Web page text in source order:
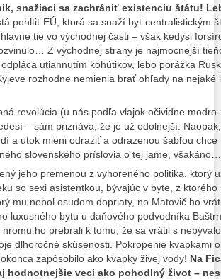
snažiaci sa zachrániť existenciu štátu!
pohltiť EÚ, ktorá sa snaží byť centralistickým
tie vo východnej časti – však kedysi
Z východnej strany je najmocnejší
utiahnutím kohútikov, lebo porážka
rozhodne nemienia brať ohľady na nejaké
revolúcia (u nás podľa vlajok očividne
– sám priznáva, že je už odolnejší.
a útok mieni odraziť a odrazenou šabľou
slovenského príslovia o tej jame, všakáno…
jeho premenou z vyhoreného politika, ktorý
so sexi asistentkou, bývajúc v byte, z
mu nebol osudom dopriaty, no Matovič ho
luxusného bytu u daňového podvodníka
hromu ho prebrali k tomu, že sa vrátil s
dlhoročné skúsenosti. Pokropenie kvapkami
zapôsobilo ako kvapky živej vody! Na
hodnotnejšie veci ako pohodlný život –